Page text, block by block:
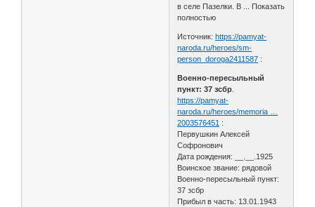
в селе Пазелки. В ... Показать
полностью
Источник:https://pamyat-
naroda.ru/heroes/sm-
person_doroga2411587 :
Военно-пересыльный
пункт: 37 зсбр
https://pamyat-
naroda.ru/heroes/memoria …
2003576451 :
Первушкин Алексей
Софронович
Дата рождения: __.__.1925
Воинское звание: рядовой
Военно-пересыльный пункт:
37 зсбр
Прибыл в часть: 13.01.1943